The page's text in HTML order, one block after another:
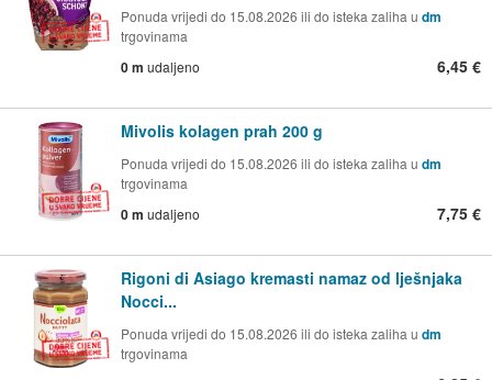
Ponuda vrijedi do 15.08.2026 ili do isteka zaliha u dm
trgovinama
0 m udaljeno 6,45 €
Mivolis kolagen prah 200 g
Ponuda vrijedi do 15.08.2026 ili do isteka zaliha u dm
trgovinama
0 m udaljeno 7,75 €
Rigoni di Asiago kremasti namaz od lješnjaka
Nocci...
Ponuda vrijedi do 15.08.2026 ili do isteka zaliha u dm
trgovinama